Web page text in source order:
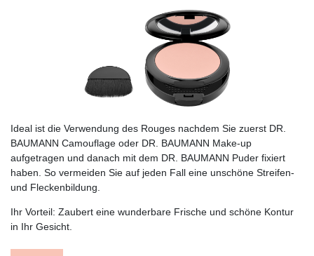
Ideal ist die Verwendung des Rouges nachdem Sie zuerst DR.
BAUMANN Camouflage oder DR. BAUMANN Make-up
aufgetragen und danach mit dem DR. BAUMANN Puder fixiert
haben. So vermeiden Sie auf jeden Fall eine unschöne Streifen-
und Fleckenbildung.
Ihr Vorteil: Zaubert eine wunderbare Frische und schöne Kontur
in Ihr Gesicht.